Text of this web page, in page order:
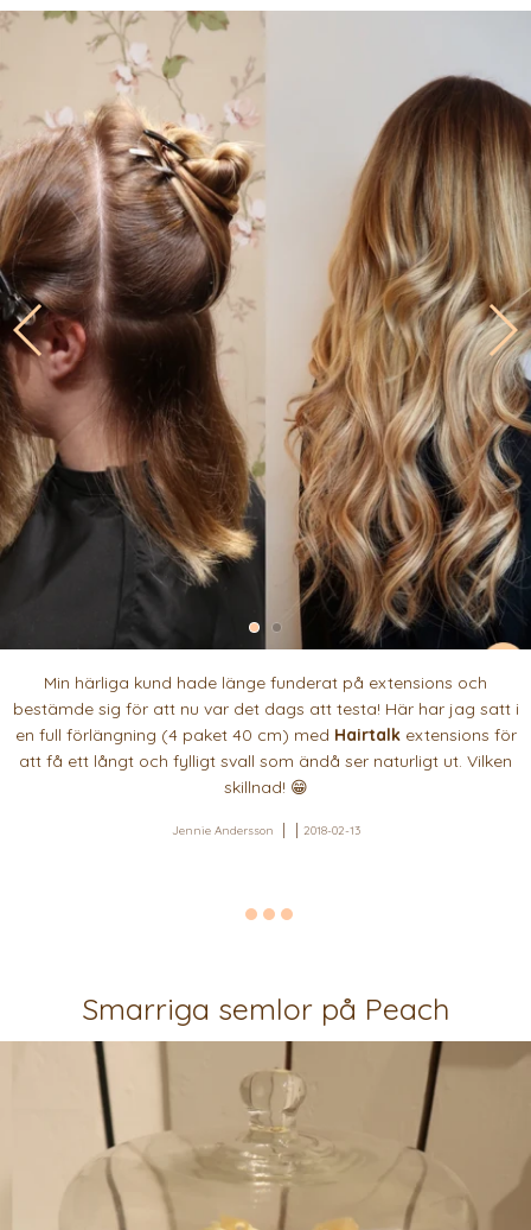
Min härliga kund hade länge funderat på extensions och
bestämde sig för att nu var det dags att testa! Här har jag satt i
en full förlängning (4 paket 40 cm) med Hairtalk extensions för
att få ett långt och fylligt svall som ändå ser naturligt ut. Vilken
skillnad! 😁
Jennie Andersson 2018-02-13
Smarriga semlor på Peach